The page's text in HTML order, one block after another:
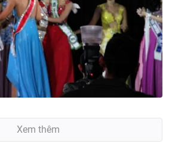
Xem thêm